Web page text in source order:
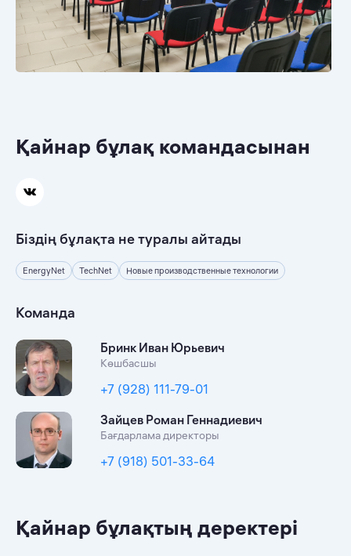
Қайнар бұлақ командасынан
Біздің бұлақта не туралы айтады
EnergyNet TechNet Новые производственные технологии
Команда
Бринк Иван Юрьевич
Көшбасшы
+7 (928) 111-79-01
Зайцев Роман Геннадиевич
Бағдарлама директоры
+7 (918) 501-33-64
Қайнар бұлақтың деректері